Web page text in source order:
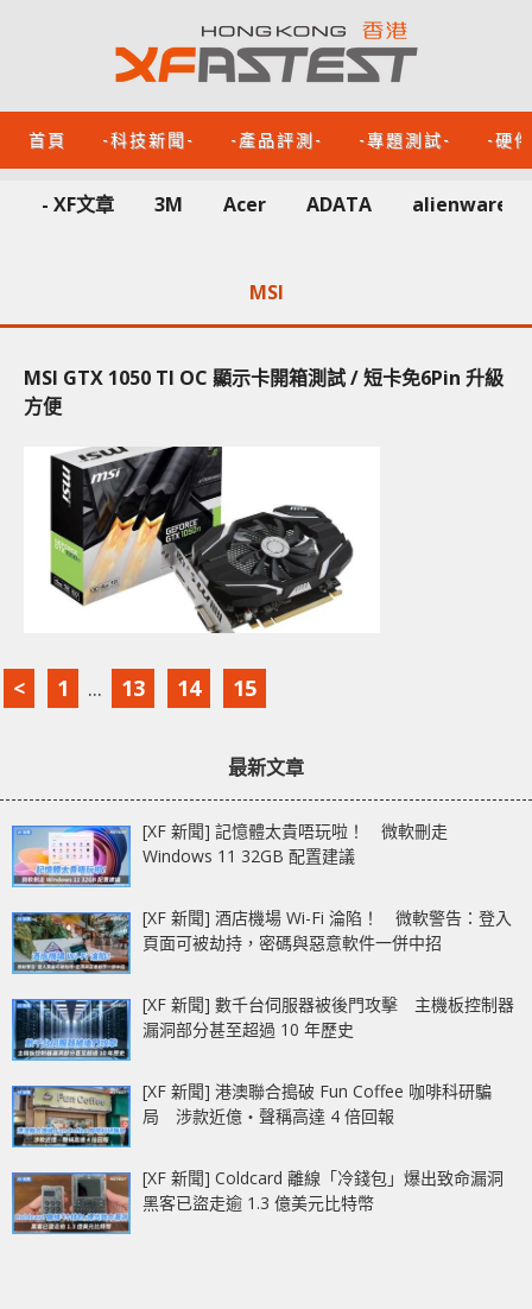
首頁 -科技新聞- -產品評測- -專題測試- -硬
- XF文章 3M Acer ADATA alienware
MSI
MSI GTX 1050 TI OC 顯示卡開箱測試 / 短卡免6Pin 升級
方便
< 1 ... 13 14 15
最新文章
[XF 新聞] 記憶體太貴唔玩啦！ 微軟刪走
Windows 11 32GB 配置建議
[XF 新聞] 酒店機場 Wi-Fi 淪陷！ 微軟警告：登入
頁面可被劫持，密碼與惡意軟件一併中招
[XF 新聞] 數千台伺服器被後門攻擊 主機板控制器
漏洞部分甚至超過 10 年歷史
[XF 新聞] 港澳聯合搗破 Fun Coffee 咖啡科研騙
局 涉款近億‧聲稱高達 4 倍回報
[XF 新聞] Coldcard 離線「冷錢包」爆出致命漏洞
黑客已盜走逾 1.3 億美元比特幣